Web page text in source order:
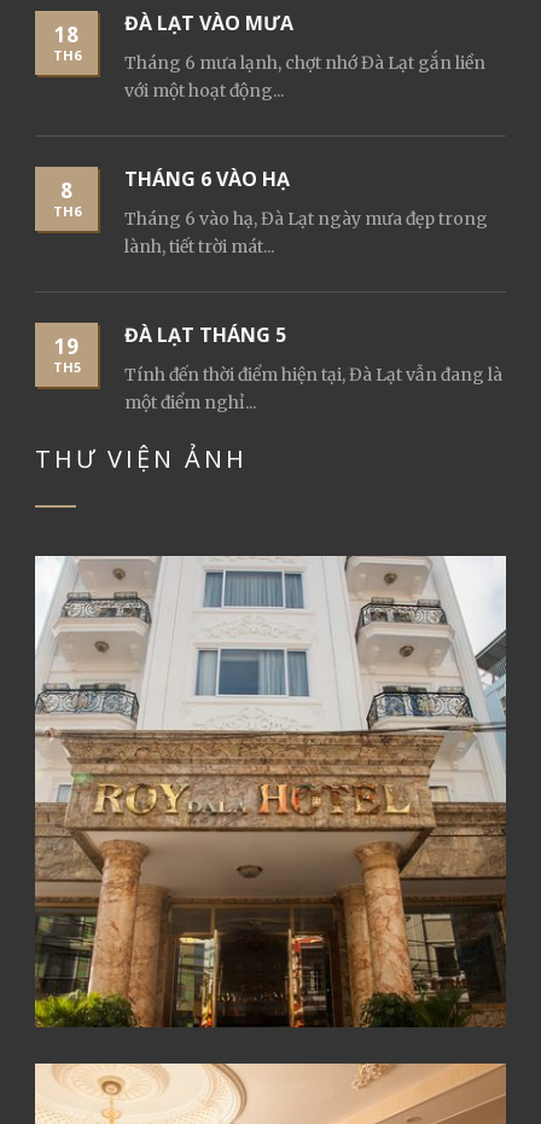
18
TH6
ĐÀ LẠT VÀO MƯA
Tháng 6 mưa lạnh, chợt nhớ Đà Lạt gắn liền
với một hoạt động...
8
TH6
THÁNG 6 VÀO HẠ
Tháng 6 vào hạ, Đà Lạt ngày mưa đẹp trong
lành, tiết trời mát...
19
TH5
ĐÀ LẠT THÁNG 5
Tính đến thời điểm hiện tại, Đà Lạt vẫn đang là
một điểm nghỉ...
THƯ VIỆN ẢNH